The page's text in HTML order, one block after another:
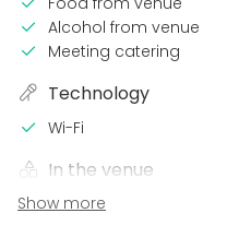
Alcohol from venue
Meeting catering
Technology
Wi-Fi
In the venue
Sauna
Show more